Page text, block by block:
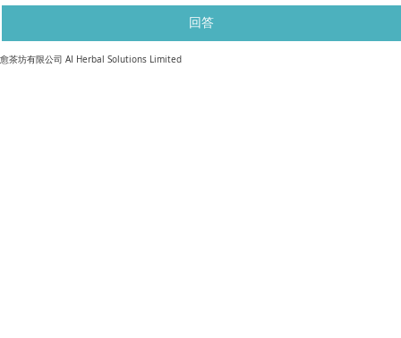
回答
​愈茶坊有限公司 AI Herbal Solutions Limited